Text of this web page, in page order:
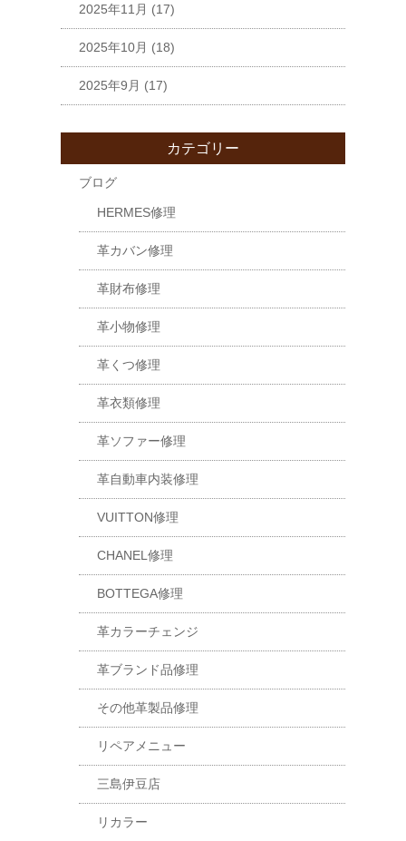
2025年11月 (17)
2025年10月 (18)
2025年9月 (17)
カテゴリー
ブログ
HERMES修理
革カバン修理
革財布修理
革小物修理
革くつ修理
革衣類修理
革ソファー修理
革自動車内装修理
VUITTON修理
CHANEL修理
BOTTEGA修理
革カラーチェンジ
革ブランド品修理
その他革製品修理
リペアメニュー
三島伊豆店
リカラー